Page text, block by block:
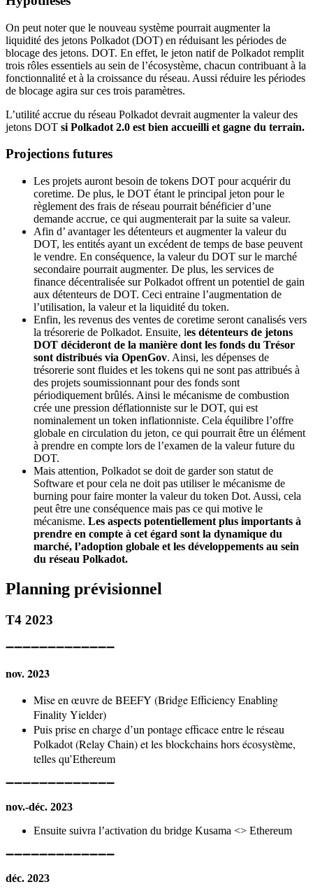
On peut noter que le nouveau système pourrait augmenter la
liquidité des jetons Polkadot (DOT) en réduisant les périodes de
blocage des jetons. DOT. En effet, le jeton natif de Polkadot remplit
trois rôles essentiels au sein de l’écosystème, chacun contribuant à la
fonctionnalité et à la croissance du réseau. Aussi réduire les périodes
de blocage agira sur ces trois paramètres.
L’utilité accrue du réseau Polkadot devrait augmenter la valeur des
jetons DOT si Polkadot 2.0 est bien accueilli et gagne du terrain.
Projections futures
Les projets auront besoin de tokens DOT pour acquérir du
coretime. De plus, le DOT étant le principal jeton pour le
règlement des frais de réseau pourrait bénéficier d’une
demande accrue, ce qui augmenterait par la suite sa valeur.
Afin d’ avantager les détenteurs et augmenter la valeur du
DOT, les entités ayant un excédent de temps de base peuvent
le vendre. En conséquence, la valeur du DOT sur le marché
secondaire pourrait augmenter. De plus, les services de
finance décentralisée sur Polkadot offrent un potentiel de gain
aux détenteurs de DOT. Ceci entraine l’augmentation de
l’utilisation, la valeur et la liquidité du token.
Enfin, les revenus des ventes de coretime seront canalisés vers
la trésorerie de Polkadot. Ensuite, les détenteurs de jetons
DOT décideront de la manière dont les fonds du Trésor
sont distribués via OpenGov. Ainsi, les dépenses de
trésorerie sont fluides et les tokens qui ne sont pas attribués à
des projets soumissionnant pour des fonds sont
périodiquement brûlés. Ainsi le mécanisme de combustion
crée une pression déflationniste sur le DOT, qui est
nominalement un token inflationniste. Cela équilibre l’offre
globale en circulation du jeton, ce qui pourrait être un élément
à prendre en compte lors de l’examen de la valeur future du
DOT.
Mais attention, Polkadot se doit de garder son statut de
Software et pour cela ne doit pas utiliser le mécanisme de
burning pour faire monter la valeur du token Dot. Aussi, cela
peut être une conséquence mais pas ce qui motive le
mécanisme. Les aspects potentiellement plus importants à
prendre en compte à cet égard sont la dynamique du
marché, l’adoption globale et les développements au sein
du réseau Polkadot.
Planning prévisionnel
T4 2023
➖➖➖➖➖➖➖➖➖➖➖➖➖
nov. 2023
Mise en œuvre de BEEFY (Bridge Efficiency Enabling
Finality Yielder)
Puis prise en charge d’un pontage efficace entre le réseau
Polkadot (Relay Chain) et les blockchains hors écosystème,
telles qu’Ethereum
➖➖➖➖➖➖➖➖➖➖➖➖➖
nov.-déc. 2023
Ensuite suivra l’activation du bridge Kusama <> Ethereum
➖➖➖➖➖➖➖➖➖➖➖➖➖
déc. 2023